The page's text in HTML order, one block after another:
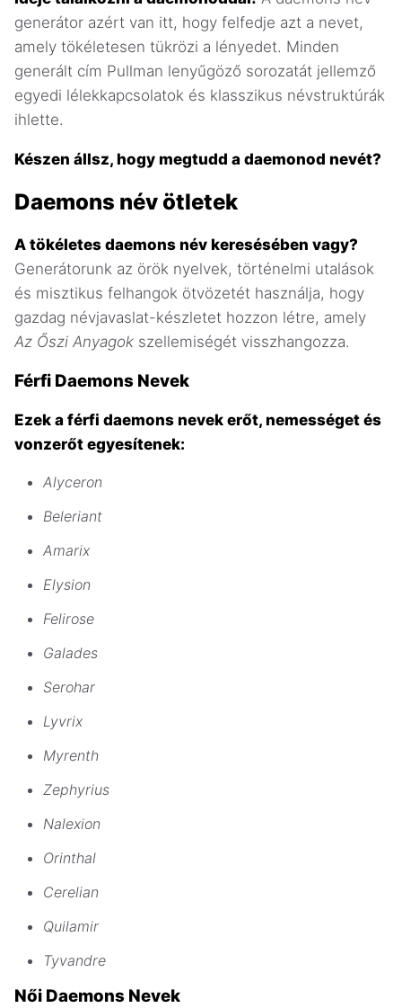
generátor azért van itt, hogy felfedje azt a nevet,
amely tökéletesen tükrözi a lényedet. Minden
generált cím Pullman lenyűgöző sorozatát jellemző
egyedi lélekkapcsolatok és klasszikus névstruktúrák
ihlette.
Készen állsz, hogy megtudd a daemonod nevét?
Daemons név ötletek
A tökéletes daemons név keresésében vagy?
Generátorunk az örök nyelvek, történelmi utalások
és misztikus felhangok ötvözetét használja, hogy
gazdag névjavaslat-készletet hozzon létre, amely
Az Őszi Anyagok szellemiségét visszhangozza.
Férfi Daemons Nevek
Ezek a férfi daemons nevek erőt, nemességet és
vonzerőt egyesítenek:
Alyceron
Beleriant
Amarix
Elysion
Felirose
Galades
Serohar
Lyvrix
Myrenth
Zephyrius
Nalexion
Orinthal
Cerelian
Quilamir
Tyvandre
Női Daemons Nevek